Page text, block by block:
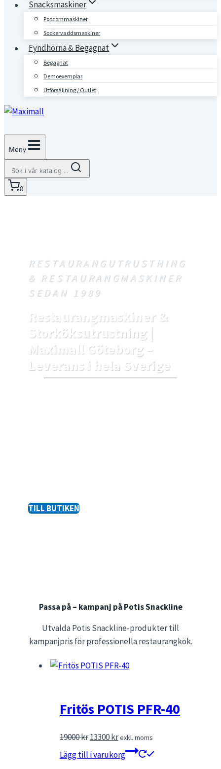
Snacksmaskiner
Popcornmaskiner
Sockervaddsmaskiner
Fyndhörna & Begagnat
Begagnat
Demoexemplar
Utförsäljning / Outlet
Meny
Sök i vår katalog ...
0
RESTAURANGUTRUSTNING
& RESTAURANGMASKINER
SEDAN 1989
Restaurangmaskiner &
Storköksutrustning |
Maximall Göteborg –
Leverans i hela Sverige
TILL BUTIKEN
Passa på – kampanj på Potis Snackline
Utvalda Potis Snackline-produkter till
kampanjpris för professionella restaurangkök.
Fritös POTIS PFR-40
19000krDet
ursprungliga
13300krDet
nuvarande
priset
exkl. moms
Lägg till i varukorg